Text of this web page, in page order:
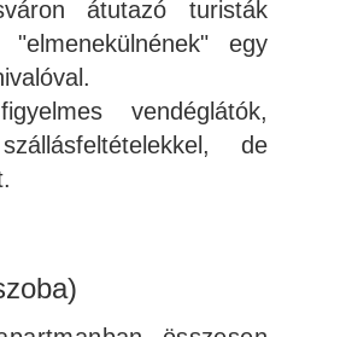
átutazó turisták
egy
vendéglátók,
de